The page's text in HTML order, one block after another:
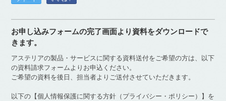
お申し込みフォームの完了画面より資料をダウンロードで
きます。
アステリアの製品・サービスに関する資料送付をご希望の方は、以下
の資料請求フォームよりお申込ください。
ご希望の資料を後日、担当者よりご送付させていただきます。
以下の【個人情報保護に関する方針（プライバシー・ポリシー）】を